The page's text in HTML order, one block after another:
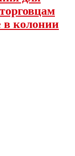
в колонии